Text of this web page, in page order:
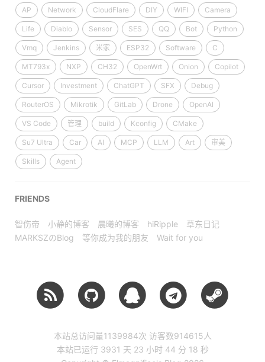
AP Network CloudFlare DIY WIFI Camera
Life Diablo Sensor SES QQ Bot Python
Vmq Jenkins 米家 ESP32 Software C
MT793x NXP CH32 OpenWrt Onion Copilot
Cursor Investment ChatGPT SFX Debug
RouterOS Mikrotik GitLab Drone OpenAI
VS Code 管理 build Kconfig CMake
Su7 Ultra Car AI MCP LLM Art 审美
Skills Agent
FRIENDS
智伤帝 小静的博客 晨曦的博客 hiRipple
草东日记
MARKSZのBlog
等你成为我的朋友 Wait for you
本站总访问量1139984次 访客数914615 人
本站已运行 3931 天 23 小时 44 分 19 秒